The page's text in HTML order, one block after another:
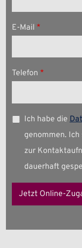
E-Mail
Telefon
Ich habe die
genommen.
zur
dauerhaft